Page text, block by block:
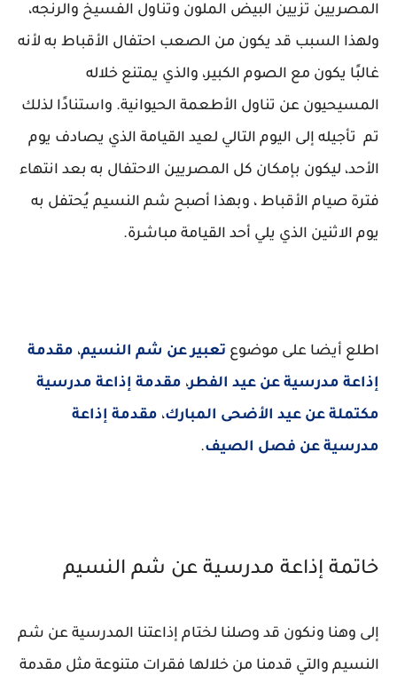
المصريين تزيين البيض الملون وتناول الفسيخ والرنجه،
ولهذا السبب قد يكون من الصعب احتفال الأقباط به لأنه
غالبًا يكون مع الصوم الكبير، والذي يمتنع خلاله
المسيحيون عن تناول الأطعمة الحيوانية. واستنادًا لذلك
تم تأجيله إلى اليوم التالي لعيد القيامة الذي يصادف يوم
الأحد، ليكون بإمكان كل المصريين الاحتفال به بعد انتهاء
فترة صيام الأقباط ، وبهذا أصبح شم النسيم يُحتفل به
يوم الاثنين الذي يلي أحد القيامة مباشرة.
اطلع أيضا على موضوع تعبير عن شم النسيم، مقدمة
إذاعة مدرسية عن عيد الفطر، مقدمة إذاعة مدرسية
مكتملة عن عيد الأضحى المبارك، مقدمة إذاعة
مدرسية عن فصل الصيف.
خاتمة إذاعة مدرسية عن شم النسيم
إلى وهنا ونكون قد وصلنا لختام إذاعتنا المدرسية عن شم
النسيم والتي قدمنا من خلالها فقرات متنوعة مثل مقدمة